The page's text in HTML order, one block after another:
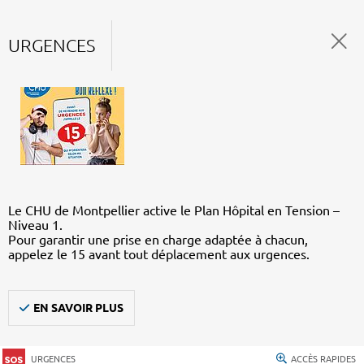
URGENCES
Le CHU de Montpellier active le Plan Hôpital en Tension –
Niveau 1.
Pour garantir une prise en charge adaptée à chacun,
appelez le 15 avant tout déplacement aux urgences.
EN SAVOIR PLUS
URGENCES ACCÈS RAPIDES